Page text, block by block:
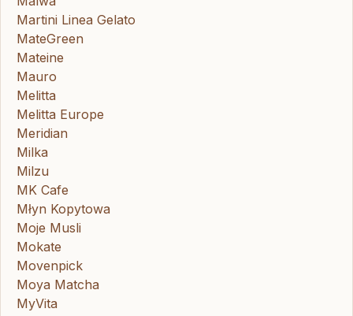
Martini Linea Gelato
MateGreen
Mateine
Mauro
Melitta
Melitta Europe
Meridian
Milka
Milzu
MK Cafe
Młyn Kopytowa
Moje Musli
Mokate
Movenpick
Moya Matcha
MyVita